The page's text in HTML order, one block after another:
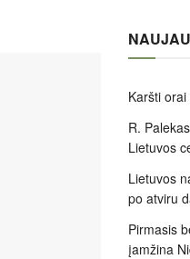
Karšti
R.
Lietuvos
Lietuvos
po atviru
Pirmasis
įamžina